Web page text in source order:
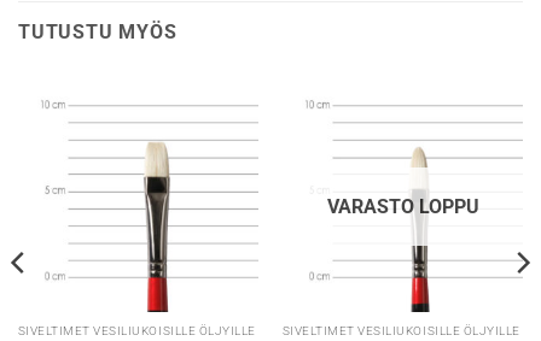
TUTUSTU MYÖS
SIVELTIMET VESILIUKOISILLE ÖLJYILLE
VARASTO LOPPU
SIVELTIMET VESILIUKOISILLE ÖLJYILLE